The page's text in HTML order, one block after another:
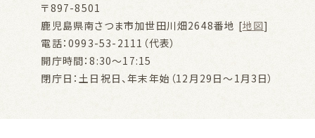
〒897-8501
鹿児島県南さつま市加世田川畑2648番地 [地図]
電話：0993-53-2111（代表）
開庁時間：8:30～17:15
閉庁日：土日祝日、年末年始（12月29日～1月3日）